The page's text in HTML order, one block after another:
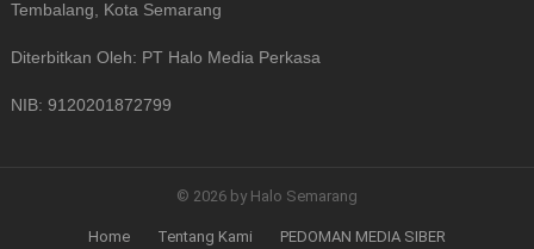
Tembalang, Kota Semarang
Diterbitkan Oleh: PT Halo Media Perkasa
NIB: 9120201872799
© 2026 by Halo Semarang
Home Tentang Kami PEDOMAN MEDIA SIBER